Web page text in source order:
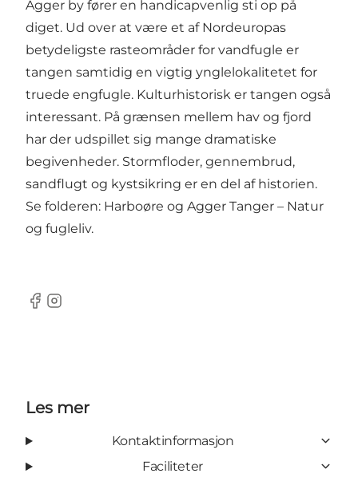
Agger by fører en handicapvenlig sti op på
diget. Ud over at være et af Nordeuropas
betydeligste rasteområder for vandfugle er
tangen samtidig en vigtig ynglelokalitetet for
truede engfugle. Kulturhistorisk er tangen også
interessant. På grænsen mellem hav og fjord
har der udspillet sig mange dramatiske
begivenheder. Stormfloder, gennembrud,
sandflugt og kystsikring er en del af historien.
Se folderen: Harboøre og Agger Tanger – Natur
og fugleliv.
Facebook
Instagram
Les mer
Kontaktinformasjon
Faciliteter